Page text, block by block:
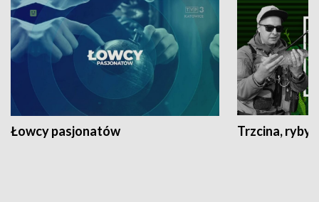
Łowcy pasjonatów Trzcina, ryby